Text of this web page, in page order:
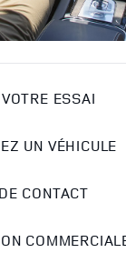
ESSAI
UN VÉHICULE
CONTACT